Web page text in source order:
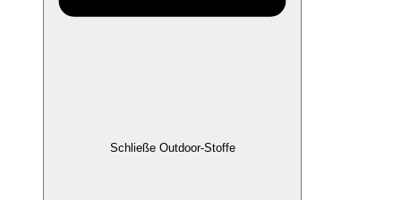
Schließe Outdoor-Stoffe